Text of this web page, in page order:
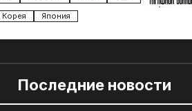
Япония
Последние новости